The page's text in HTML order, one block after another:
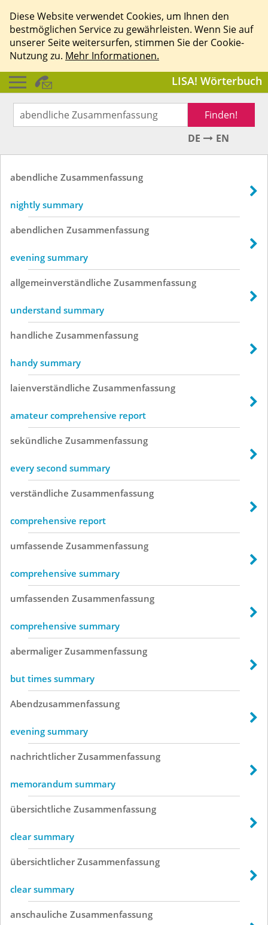
Diese Website verwendet Cookies, um Ihnen den
bestmöglichen Service zu gewährleisten. Wenn Sie auf
unserer Seite weitersurfen, stimmen Sie der Cookie-
Nutzung zu. Mehr Informationen.
LISA! Wörterbuch
Finden!
DE
EN
abendliche Zusammenfassung
nightly summary
abendlichen Zusammenfassung
evening summary
allgemeinverständliche Zusammenfassung
understand summary
handliche Zusammenfassung
handy summary
laienverständliche Zusammenfassung
amateur comprehensive report
sekündliche Zusammenfassung
every second summary
verständliche Zusammenfassung
comprehensive report
umfassende Zusammenfassung
comprehensive summary
umfassenden Zusammenfassung
comprehensive summary
abermaliger Zusammenfassung
but times summary
Abendzusammenfassung
evening summary
nachrichtlicher Zusammenfassung
memorandum summary
übersichtliche Zusammenfassung
clear summary
übersichtlicher Zusammenfassung
clear summary
anschauliche Zusammenfassung